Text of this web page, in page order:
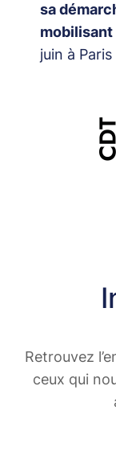
sa
mobilisant
juin à Paris
Retrouvez
ceux qui